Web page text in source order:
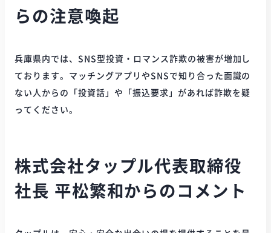
らの注意喚起
兵庫県内では、SNS型投資・ロマンス詐欺の被害が増加し
ております。マッチングアプリやSNSで知り合った面識の
ない人からの「投資話」や「振込要求」があれば詐欺を疑
ってください。
株式会社タップル代表取締役
社長 平松繁和からのコメント